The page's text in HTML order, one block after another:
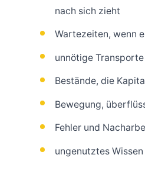
nach sich zieht
Wartezeiten, wenn
unnötige
Bestände, die
Bewegung,
Fehler und
ungenutztes